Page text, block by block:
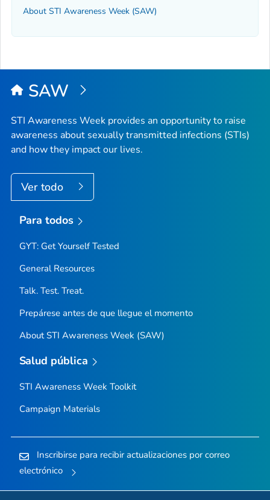
About STI Awareness Week (SAW)
SAW
STI Awareness Week provides an opportunity to raise
awareness about sexually transmitted infections (STIs)
and how they impact our lives.
Ver todo
Para todos
GYT: Get Yourself Tested
General Resources
Talk. Test. Treat.
Prepárese antes de que llegue el momento
About STI Awareness Week (SAW)
Salud pública
STI Awareness Week Toolkit
Campaign Materials
Inscribirse para recibir actualizaciones por correo
electrónico